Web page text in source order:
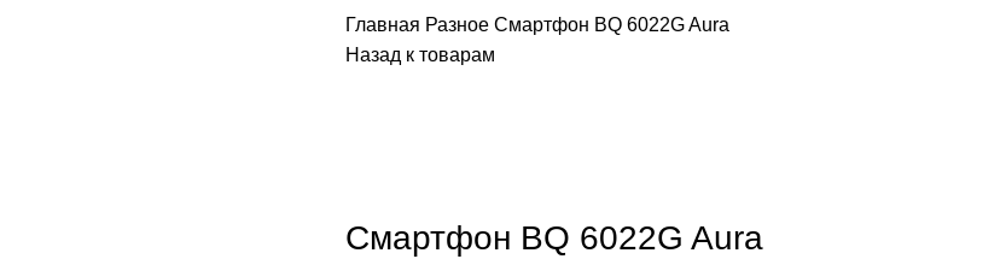
Главная Разное Смартфон BQ 6022G Aura
Назад к товарам
Смартфон BQ 6022G Aura